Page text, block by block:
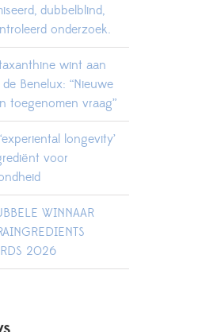
dubbelblind,
onderzoek.
wint aan
Benelux: “Nieuwe
toegenomen vraag”
longevity’
voor
WINNAAR
2026